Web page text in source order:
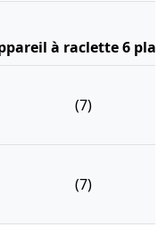
à raclette 6
(7)
(7)